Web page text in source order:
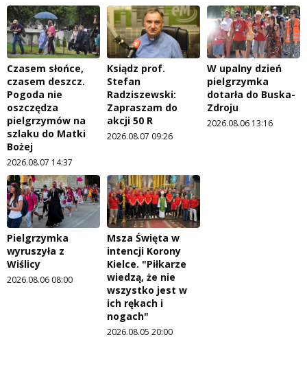
Czasem słońce,
czasem deszcz.
Pogoda nie
oszczędza
pielgrzymów na
szlaku do Matki
Bożej
2026.08.07 14:37
Ksiądz prof.
Stefan
Radziszewski:
Zapraszam do
akcji 50 R
2026.08.07 09:26
W upalny dzień
pielgrzymka
dotarła do Buska-
Zdroju
2026.08.06 13:16
Pielgrzymka
wyruszyła z
Wiślicy
2026.08.06 08:00
Msza Święta w
intencji Korony
Kielce. "Piłkarze
wiedzą, że nie
wszystko jest w
ich rękach i
nogach"
2026.08.05 20:00